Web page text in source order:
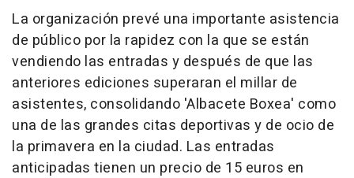
La organización prevé una importante asistencia
de público por la rapidez con la que se están
vendiendo las entradas y después de que las
anteriores ediciones superaran el millar de
asistentes, consolidando 'Albacete Boxea' como
una de las grandes citas deportivas y de ocio de
la primavera en la ciudad. Las entradas
anticipadas tienen un precio de 15 euros en